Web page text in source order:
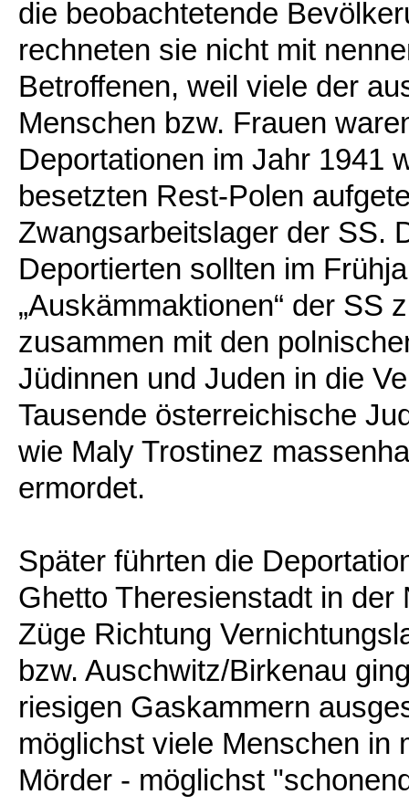
die beobachtetende
rechneten sie nicht mit
Betroffenen, weil viele der
Menschen bzw. Frauen
Deportationen im Jahr 1941
besetzten Rest-Polen
Zwangsarbeitslager der SS.
Deportierten sollten im
„Auskämmaktionen“ der SS
zusammen mit den
Jüdinnen und Juden in die
Tausende österreichische
wie Maly Trostinez
ermordet.
Später führten die
Ghetto Theresienstadt in
Züge Richtung
bzw. Auschwitz/Birkenau
riesigen Gaskammern
möglichst viele Menschen in
Mörder - möglichst